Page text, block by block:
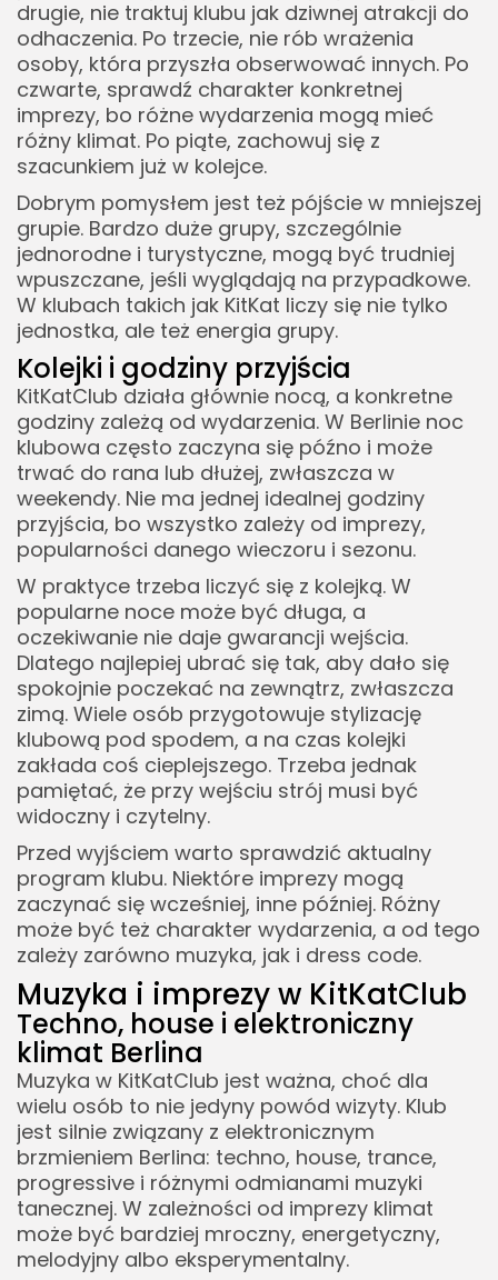
drugie, nie traktuj klubu jak dziwnej atrakcji do
odhaczenia. Po trzecie, nie rób wrażenia
osoby, która przyszła obserwować innych. Po
czwarte, sprawdź charakter konkretnej
imprezy, bo różne wydarzenia mogą mieć
różny klimat. Po piąte, zachowuj się z
szacunkiem już w kolejce.
Dobrym pomysłem jest też pójście w mniejszej
grupie. Bardzo duże grupy, szczególnie
jednorodne i turystyczne, mogą być trudniej
wpuszczane, jeśli wyglądają na przypadkowe.
W klubach takich jak KitKat liczy się nie tylko
jednostka, ale też energia grupy.
Kolejki i godziny przyjścia
KitKatClub działa głównie nocą, a konkretne
godziny zależą od wydarzenia. W Berlinie noc
klubowa często zaczyna się późno i może
trwać do rana lub dłużej, zwłaszcza w
weekendy. Nie ma jednej idealnej godziny
przyjścia, bo wszystko zależy od imprezy,
popularności danego wieczoru i sezonu.
W praktyce trzeba liczyć się z kolejką. W
popularne noce może być długa, a
oczekiwanie nie daje gwarancji wejścia.
Dlatego najlepiej ubrać się tak, aby dało się
spokojnie poczekać na zewnątrz, zwłaszcza
zimą. Wiele osób przygotowuje stylizację
klubową pod spodem, a na czas kolejki
zakłada coś cieplejszego. Trzeba jednak
pamiętać, że przy wejściu strój musi być
widoczny i czytelny.
Przed wyjściem warto sprawdzić aktualny
program klubu. Niektóre imprezy mogą
zaczynać się wcześniej, inne później. Różny
może być też charakter wydarzenia, a od tego
zależy zarówno muzyka, jak i dress code.
Muzyka i imprezy w KitKatClub
Techno, house i elektroniczny
klimat Berlina
Muzyka w KitKatClub jest ważna, choć dla
wielu osób to nie jedyny powód wizyty. Klub
jest silnie związany z elektronicznym
brzmieniem Berlina: techno, house, trance,
progressive i różnymi odmianami muzyki
tanecznej. W zależności od imprezy klimat
może być bardziej mroczny, energetyczny,
melodyjny albo eksperymentalny.